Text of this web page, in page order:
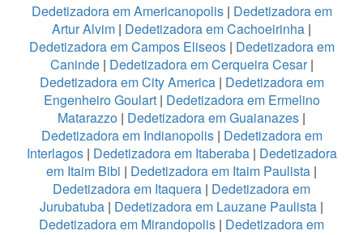
Dedetizadora em Americanopolis | Dedetizadora em
Artur Alvim | Dedetizadora em Cachoeirinha |
Dedetizadora em Campos Eliseos | Dedetizadora em
Caninde| Dedetizadora em Cerqueira Cesar|
Dedetizadora em City America | Dedetizadora em
Engenheiro Goulart | Dedetizadora em Ermelino
Matarazzo | Dedetizadora em Guaianazes |
Dedetizadora em Indianopolis| Dedetizadora em
Interlagos| Dedetizadora em Itaberaba| Dedetizadora
em Itaim Bibi | Dedetizadora em Itaim Paulista |
Dedetizadora em Itaquera | Dedetizadora em
Jurubatuba | Dedetizadora em Lauzane Paulista |
Dedetizadora em Mirandopolis | Dedetizadora em